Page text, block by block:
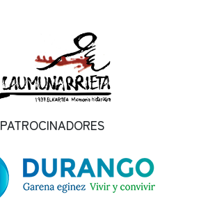
PATROCINADORES